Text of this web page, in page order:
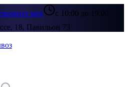
мне
с 10:00 до 19:00
18, Павильон 73